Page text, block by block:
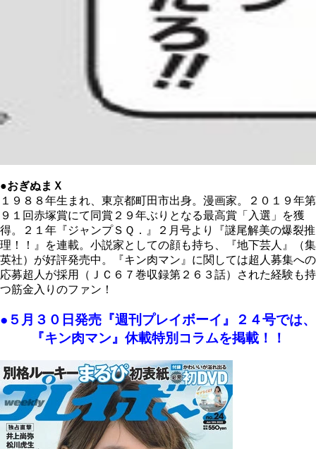
●おぎぬまＸ
１９８８年生まれ、東京都町田市出身。漫画家。２０１９年第
９１回赤塚賞にて同賞２９年ぶりとなる最高賞「入選」を獲
得。２１年『ジャンプＳＱ．』２月号より『謎尾解美の爆裂推
理！！』を連載。小説家としての顔も持ち、『地下芸人』（集
英社）が好評発売中。『キン肉マン』に関しては超人募集への
応募超人が採用（ＪＣ６７巻収録第２６３話）された経験も持
つ筋金入りのファン！
●５月３０日発売『週刊プレイボーイ』２４号では、
『キン肉マン』休載特別コラムを掲載！！